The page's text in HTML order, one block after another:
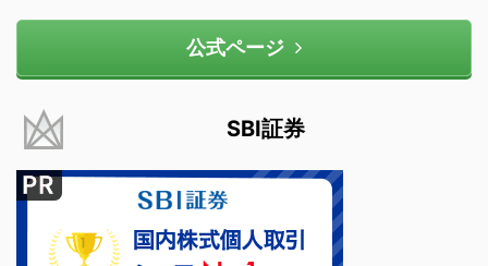
公式ページ
SBI証券